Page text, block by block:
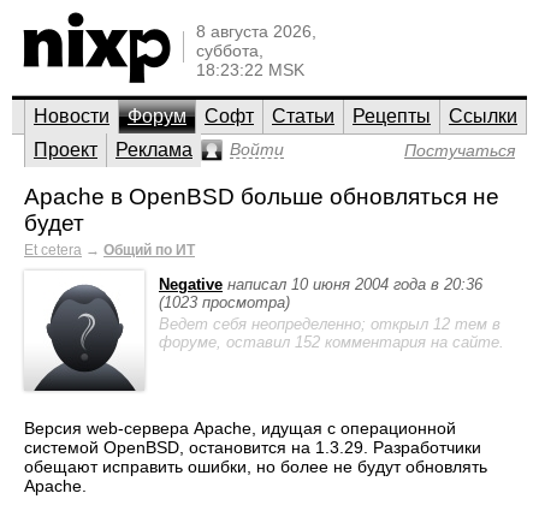
8 августа 2026,
суббота,
18:23:22 MSK
Новости Форум Софт Статьи Рецепты
Ссылки
Проект
Реклама Войти Постучаться
Apache в OpenBSD больше обновляться не
будет
Et cetera → Общий по ИТ
Negative написал 10 июня 2004 года в 20:36
(1023 просмотра)
Ведет себя неопределенно; открыл 12 тем в
форуме, оставил 152 комментария на сайте.
Версия web-сервера Apache, идущая с операционной
системой OpenBSD, остановится на 1.3.29. Разработчики
обещают исправить ошибки, но более не будут обновлять
Apache.